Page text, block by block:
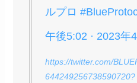
ルプロ
午後5:02 · 2023年
https://twitter.com/
644249256738590720?